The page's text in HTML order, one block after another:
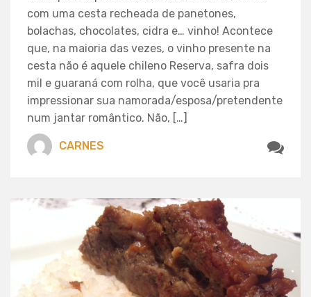
com uma cesta recheada de panetones,
bolachas, chocolates, cidra e… vinho! Acontece
que, na maioria das vezes, o vinho presente na
cesta não é aquele chileno Reserva, safra dois
mil e guaraná com rolha, que você usaria pra
impressionar sua namorada/esposa/pretendente
num jantar romântico. Não, […]
CARNES